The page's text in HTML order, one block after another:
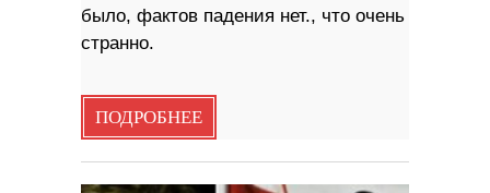
было, фактов падения нет., что очень
странно.
ПОДРОБНЕЕ